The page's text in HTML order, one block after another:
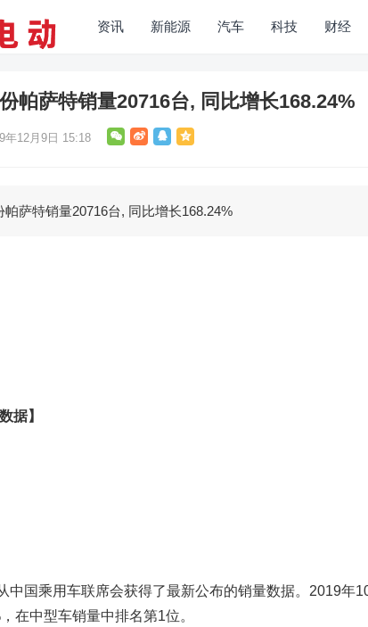
资讯 新能源 汽车 科技 财经
帕萨特销量20716台, 同比增长168.24%
年12月9日 15:18
帕萨特销量20716台, 同比增长168.24%
据】
中国乘用车联席会获得了最新公布的销量数据。2019年
在中型车销量中排名第1位。